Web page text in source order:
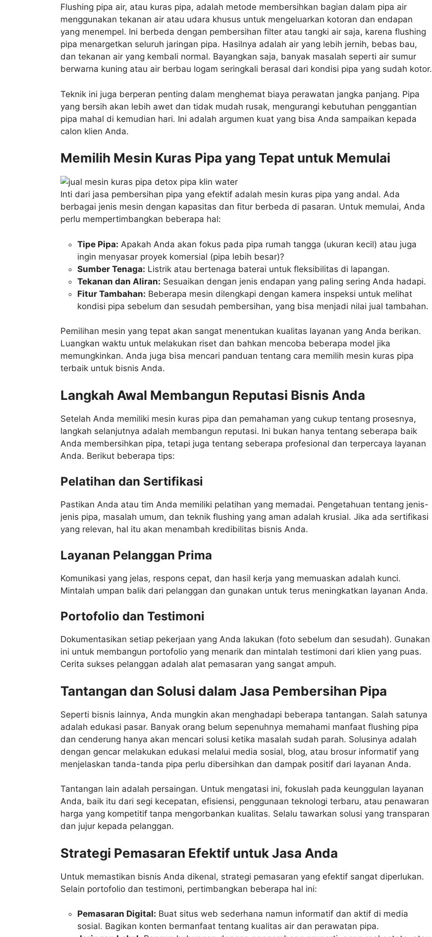
Flushing pipa air, atau kuras pipa, adalah metode membersihkan bagian dalam pipa air
menggunakan tekanan air atau udara khusus untuk mengeluarkan kotoran dan endapan
yang menempel. Ini berbeda dengan pembersihan filter atau tangki air saja, karena flushing
pipa menargetkan seluruh jaringan pipa. Hasilnya adalah air yang lebih jernih, bebas bau,
dan tekanan air yang kembali normal. Bayangkan saja, banyak masalah seperti air sumur
berwarna kuning atau air berbau logam seringkali berasal dari kondisi pipa yang sudah kotor.
Teknik ini juga berperan penting dalam menghemat biaya perawatan jangka panjang. Pipa
yang bersih akan lebih awet dan tidak mudah rusak, mengurangi kebutuhan penggantian
pipa mahal di kemudian hari. Ini adalah argumen kuat yang bisa Anda sampaikan kepada
calon klien Anda.
Memilih Mesin Kuras Pipa yang Tepat untuk Memulai
Inti dari jasa pembersihan pipa yang efektif adalah mesin kuras pipa yang andal. Ada
berbagai jenis mesin dengan kapasitas dan fitur berbeda di pasaran. Untuk memulai, Anda
perlu mempertimbangkan beberapa hal:
Tipe Pipa: Apakah Anda akan fokus pada pipa rumah tangga (ukuran kecil) atau juga
ingin menyasar proyek komersial (pipa lebih besar)?
Sumber Tenaga: Listrik atau bertenaga baterai untuk fleksibilitas di lapangan.
Tekanan dan Aliran: Sesuaikan dengan jenis endapan yang paling sering Anda hadapi.
Fitur Tambahan: Beberapa mesin dilengkapi dengan kamera inspeksi untuk melihat
kondisi pipa sebelum dan sesudah pembersihan, yang bisa menjadi nilai jual tambahan.
Pemilihan mesin yang tepat akan sangat menentukan kualitas layanan yang Anda berikan.
Luangkan waktu untuk melakukan riset dan bahkan mencoba beberapa model jika
memungkinkan. Anda juga bisa mencari panduan tentang cara memilih mesin kuras pipa
terbaik untuk bisnis Anda.
Langkah Awal Membangun Reputasi Bisnis Anda
Setelah Anda memiliki mesin kuras pipa dan pemahaman yang cukup tentang prosesnya,
langkah selanjutnya adalah membangun reputasi. Ini bukan hanya tentang seberapa baik
Anda membersihkan pipa, tetapi juga tentang seberapa profesional dan terpercaya layanan
Anda. Berikut beberapa tips:
Pelatihan dan Sertifikasi
Pastikan Anda atau tim Anda memiliki pelatihan yang memadai. Pengetahuan tentang jenis-
jenis pipa, masalah umum, dan teknik flushing yang aman adalah krusial. Jika ada sertifikasi
yang relevan, hal itu akan menambah kredibilitas bisnis Anda.
Layanan Pelanggan Prima
Komunikasi yang jelas, respons cepat, dan hasil kerja yang memuaskan adalah kunci.
Mintalah umpan balik dari pelanggan dan gunakan untuk terus meningkatkan layanan Anda.
Portofolio dan Testimoni
Dokumentasikan setiap pekerjaan yang Anda lakukan (foto sebelum dan sesudah). Gunakan
ini untuk membangun portofolio yang menarik dan mintalah testimoni dari klien yang puas.
Cerita sukses pelanggan adalah alat pemasaran yang sangat ampuh.
Tantangan dan Solusi dalam Jasa Pembersihan Pipa
Seperti bisnis lainnya, Anda mungkin akan menghadapi beberapa tantangan. Salah satunya
adalah edukasi pasar. Banyak orang belum sepenuhnya memahami manfaat flushing pipa
dan cenderung hanya akan mencari solusi ketika masalah sudah parah. Solusinya adalah
dengan gencar melakukan edukasi melalui media sosial, blog, atau brosur informatif yang
menjelaskan tanda-tanda pipa perlu dibersihkan dan dampak positif dari layanan Anda.
Tantangan lain adalah persaingan. Untuk mengatasi ini, fokuslah pada keunggulan layanan
Anda, baik itu dari segi kecepatan, efisiensi, penggunaan teknologi terbaru, atau penawaran
harga yang kompetitif tanpa mengorbankan kualitas. Selalu tawarkan solusi yang transparan
dan jujur kepada pelanggan.
Strategi Pemasaran Efektif untuk Jasa Anda
Untuk memastikan bisnis Anda dikenal, strategi pemasaran yang efektif sangat diperlukan.
Selain portofolio dan testimoni, pertimbangkan beberapa hal ini:
Pemasaran Digital: Buat situs web sederhana namun informatif dan aktif di media
sosial. Bagikan konten bermanfaat tentang kualitas air dan perawatan pipa.